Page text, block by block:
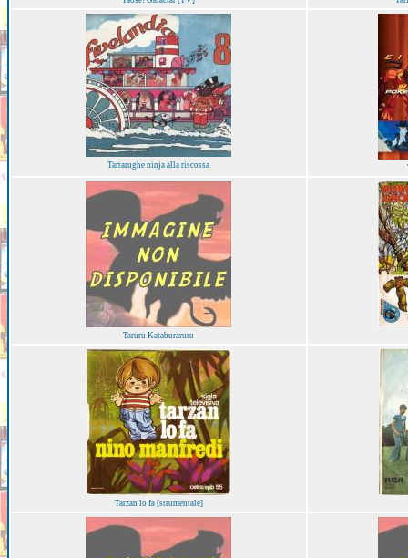
Tartarughe ninja alla riscossa
Taruru Kataburaruru
Tarzan lo fa [strumentale]